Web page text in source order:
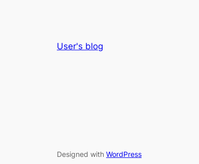
User's blog
Designed with WordPress